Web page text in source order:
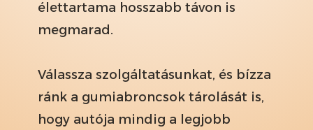
élettartama hosszabb távon is
megmarad.
Válassza szolgáltatásunkat, és bízza
ránk a gumiabroncsok tárolását is,
hogy autója mindig a legjobb